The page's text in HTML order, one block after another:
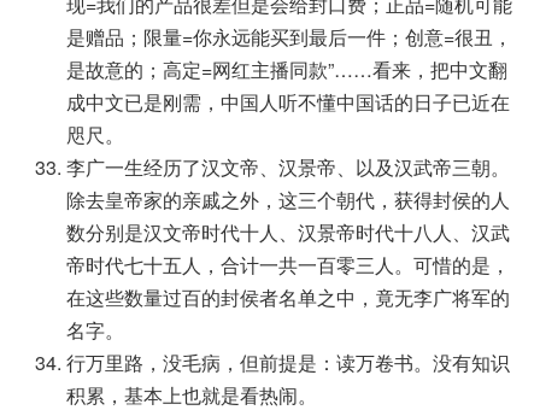
是赠品；限量=你永远能买到最后一件；创意=很丑，
是故意的；高定=网红主播同款”……看来，把中文翻
成中文已是刚需，中国人听不懂中国话的日子已近在
咫尺。
李广一生经历了汉文帝、汉景帝、以及汉武帝三朝。
除去皇帝家的亲戚之外，这三个朝代，获得封侯的人
数分别是汉文帝时代十人、汉景帝时代十八人、汉武
帝时代七十五人，合计一共一百零三人。可惜的是，
在这些数量过百的封侯者名单之中，竟无李广将军的
名字。
行万里路，没毛病，但前提是：读万卷书。没有知识
积累，基本上也就是看热闹。